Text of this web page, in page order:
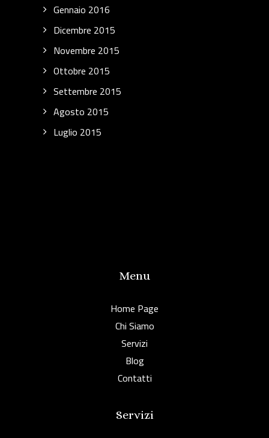
Gennaio 2016
Dicembre 2015
Novembre 2015
Ottobre 2015
Settembre 2015
Agosto 2015
Luglio 2015
Menu
Home Page
Chi Siamo
Servizi
Blog
Contatti
Servizi